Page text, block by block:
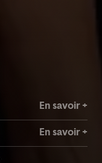
En savoir +
En savoir +